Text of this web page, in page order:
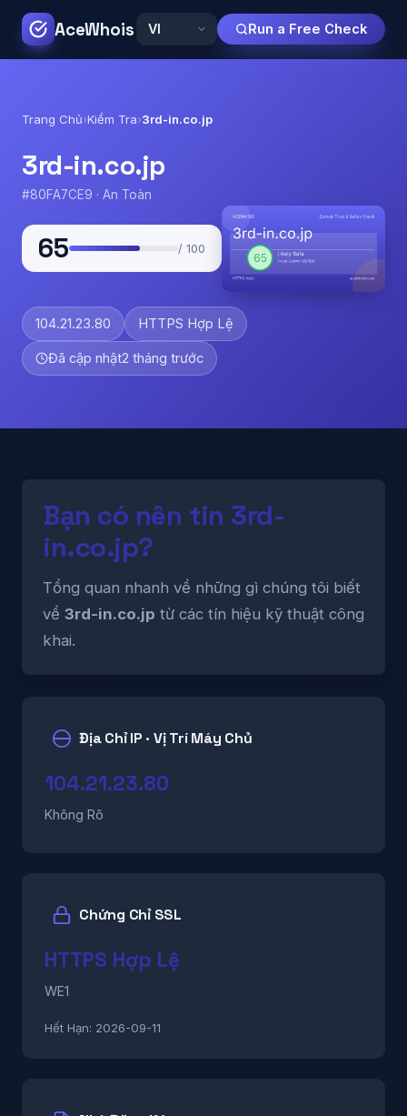
AceWhois Run a Free Check
Trang Chủ›Kiểm Tra›3rd-in.co.jp
3rd-in.co.jp
#80FA7CE9 · An Toàn
65 / 100
104.21.23.80 HTTPS Hợp Lệ
Đã cập nhật2 tháng trước
Bạn có nên tin 3rd-
in.co.jp?
Tổng quan nhanh về những gì chúng tôi biết
về 3rd-in.co.jp từ các tín hiệu kỹ thuật công
khai.
Địa Chỉ IP · Vị Trí Máy Chủ
104.21.23.80
Không Rõ
Chứng Chỉ SSL
HTTPS Hợp Lệ
WE1
Hết Hạn: 2026-09-11